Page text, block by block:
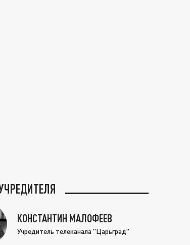
КОНСТАНТИН МАЛОФЕЕВ
Учредитель телеканала "Царьград"